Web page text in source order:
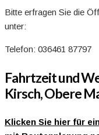
Bitte erfragen Sie die
unter:
Telefon: 036461 87797
Fahrtzeit und
Kirsch, Obere
Klicken Sie hier für